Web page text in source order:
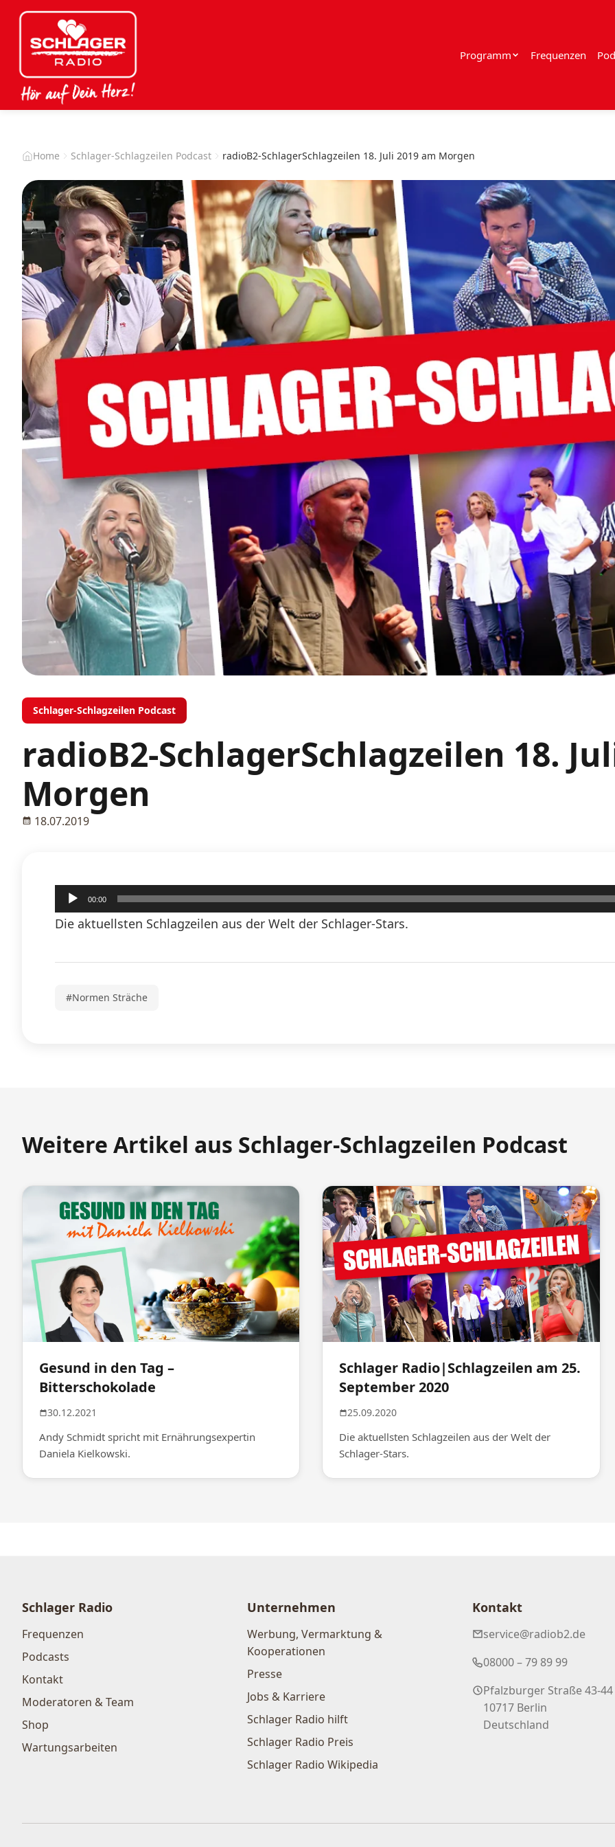
Programm Frequenzen
Home Schlager-Schlagzeilen Podcast radioB2-SchlagerSchlagzeilen 18. Juli 2019 am Morgen
Schlager-Schlagzeilen Podcast
radioB2-SchlagerSchlagzeilen 18.
Morgen
18.07.2019
Audio-
Player
00:00
Die aktuellsten Schlagzeilen aus der Welt der Schlager-Stars.
#Normen Sträche
Weitere Artikel aus Schlager-Schlagzeilen Podcast
Gesund in den Tag –
Bitterschokolade
30.12.2021
Andy Schmidt spricht mit Ernährungsexpertin
Daniela Kielkowski.
Schlager Radio|Schlagzeilen am 25.
September 2020
25.09.2020
Die aktuellsten Schlagzeilen aus der Welt der
Schlager-Stars.
Schlager Radio
Frequenzen
Podcasts
Kontakt
Moderatoren & Team
Shop
Wartungsarbeiten
Unternehmen
Werbung, Vermarktung &
Kooperationen
Presse
Jobs & Karriere
Schlager Radio hilft
Schlager Radio Preis
Schlager Radio Wikipedia
Kontakt
service@radiob2.de
08000 – 79 89 99
Pfalzburger Straße 43-44
10717 Berlin
Deutschland